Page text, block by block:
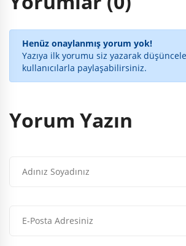
Henüz onaylanmış yorum yok!
Yazıya ilk yorumu siz yazarak
kullanıcılarla paylaşabilirsiniz.
Yorum Yazın